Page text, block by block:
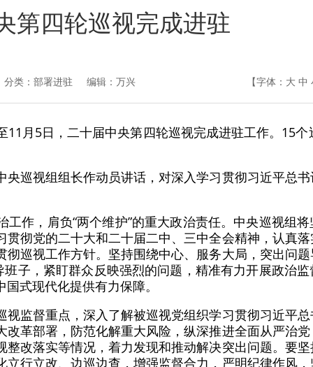
第四轮巡视完成进驻
类：部署进驻 编辑：万兴 【字体： 大 中
月5日，二十届中央第四轮巡视完成进驻工作。15
巡视组组长作动员讲话，对深入学习贯彻习近平总
作，肩负“两个维护”的重大政治责任。中央巡视组
彻党的二十大和二十届二中、三中全会精神，认真
巡视工作方针。坚持围绕中心、服务大局，突出问
子，紧盯群众反映强烈的问题，精准有力开展政治
式现代化提供有力保障。
监督重点，深入了解被巡视党组织学习贯彻习近平
革部署，防范化解重大风险，纵深推进全面从严治
改落实等情况，着力发现和推动解决突出问题。要
行立改、边巡边查，增强监督合力，严明纪律作风